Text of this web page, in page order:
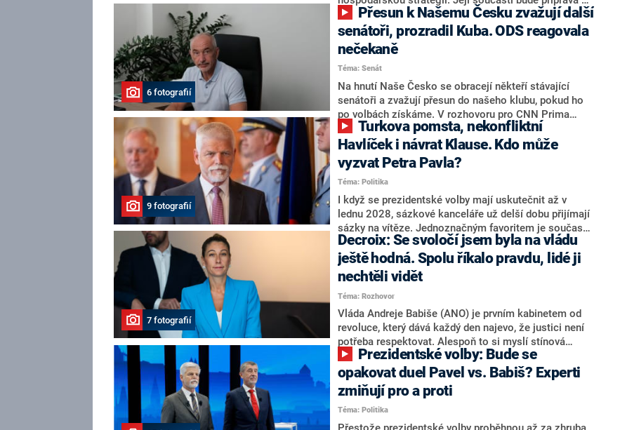
stárnutí populace, řekl ve středu na setkání s novináři
nový předseda lidovců Jan Grolich. Ten zároveň v
senátních volbách kandiduje ve Vyškově. Popsal i
aktivitu opozice, o níž vládní strany nebo političtí
komentátoři mluví jako o slabé a v defenzivě. „Je to
úmorná práce upozorňovat na chyby vlády. Ministři s
námi navíc nechodí do debat. Chceme ale ukazovat
svoje témata,“ odpověděl Grolich na dotaz CNN Prima
NEWS.
6 fotografií
senátoři, prozradil Kuba. ODS reagovala
nečekaně
Téma: Senát
Na hnutí Naše Česko se obracejí někteří stávající
senátoři a zvažují přesun do našeho klubu, pokud ho
po volbách získáme. V rozhovoru pro CNN Prima
NEWS to řekl zakladatel hnutí a jihočeský hejtman
Martin Kuba. Konkrétní nebyl, ale získat by takto mohl
například senátora Zdeňka Hrabu, který je dnes
součástí klubu ODS a TOP 09. Hraba to na dotaz
redakce nevyloučil. Předseda klubu senátorů ODS
Zdeněk Nytra redakci řekl, že počítá s odchodem
některých senátorů z klubu a že Naše Česko není
nepřítel, ale soupeř.
9 fotografií
Havlíček i návrat Klause. Kdo může
vyzvat Petra Pavla?
Téma: Politika
I když se prezidentské volby mají uskutečnit až v
lednu 2028, sázkové kanceláře už delší dobu přijímají
sázky na vítěze. Jednoznačným favoritem je současná
hlava státu Petr Pavel. Daleko za ním pak bookmakeři
zmiňují dva výrazné politiky ANO, tedy premiéra
Andreje Babiše a ministra průmyslu Karla Havlíčka.
Oblíbeným tipem samotných sázkařů je poslanec za
Motoristy Filip Turek. Politolog Jan Kubáček nicméně
o případné kandidatuře kohokoliv ze zmíněné trojice
značně pochybuje. Podle něj současná koalice dosud
nemá osobu, která by Pavlovi mohla konkurovat.
7 fotografií
Decroix: Se svoločí jsem byla na vládu
ještě hodná. Spolu říkalo pravdu, lidé ji
nechtěli vidět
Téma: Rozhovor
Vláda Andreje Babiše (ANO) je prvním kabinetem od
revoluce, který dává každý den najevo, že justici není
potřeba respektovat. Alespoň to si myslí stínová
ministryně spravedlnosti ODS Eva Decroix. V
rozhovoru pro CNN Prima NEWS si nebrala servítky
ohledně politického výkonu svého nástupce Jeronýma
Tejce (za ANO) či vládní zmocněnkyně pro lidská
práva Taťány Malé (ANO). Označením „svoloč“ na
adresu vlády prý byla ještě hodná. Decroix se také
opakovat duel Pavel vs. Babiš? Experti
zmiňují pro a proti
Téma: Politika